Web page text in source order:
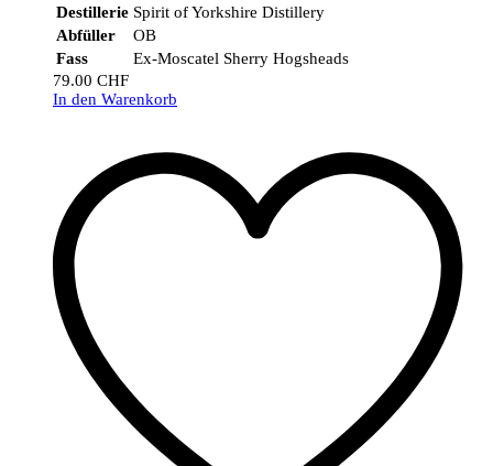
Destillerie Spirit of Yorkshire Distillery
Abfüller
OB
Fass
Ex-Moscatel Sherry Hogsheads
79.00 CHF
In den Warenkorb